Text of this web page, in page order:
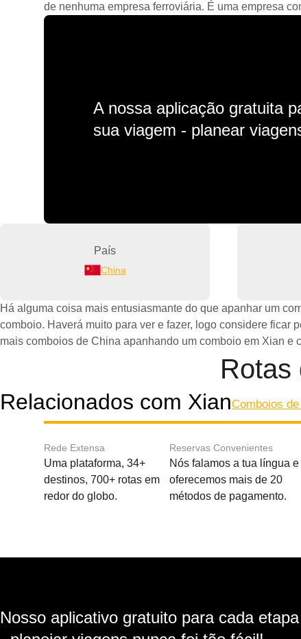
de nenhuma empresa ferroviária. É uma empresa
A nossa aplicação gratuita
sua viagem - planear
País
China
Há alguma coisa mais entusiasmante do que apanhar um
comboio. Haverá muito para ver e fazer, logo considere ficar
mais comboios de China apanhando um comboio em Xian e
Rotas
Relacionados com XianComboios
Rede Extensa
Uma plataforma, 34+
destinos, 700+ rotas em
redor do globo.
Reservas Convenientes
Nós falamos a tua língua e
oferecemos mais de 20
métodos de pagamento.
Nosso aplicativo gratuito para cada